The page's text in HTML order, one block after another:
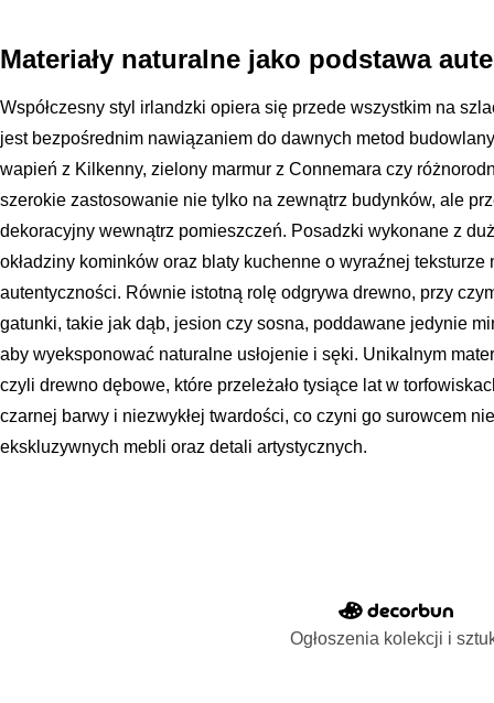
Materiały naturalne jako podstawa
Współczesny styl irlandzki opiera się przede wszystkim na
jest bezpośrednim nawiązaniem do dawnych metod
wapień z Kilkenny, zielony marmur z Connemara czy
szerokie zastosowanie nie tylko na zewnątrz budynków, ale
dekoracyjny wewnątrz pomieszczeń. Posadzki wykonane z
okładziny kominków oraz blaty kuchenne o wyraźnej
autentyczności. Równie istotną rolę odgrywa drewno, przy
gatunki, takie jak dąb, jesion czy sosna, poddawane jedynie
aby wyeksponować naturalne usłojenie i sęki. Unikalnym
czyli drewno dębowe, które przeleżało tysiące lat w
czarnej barwy i niezwykłej twardości, co czyni go surowcem
ekskluzywnych mebli oraz detali artystycznych.
Ogłoszenia kolekcji i